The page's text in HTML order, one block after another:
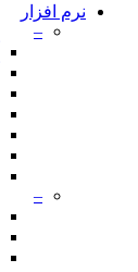
نرم افزار
–
–